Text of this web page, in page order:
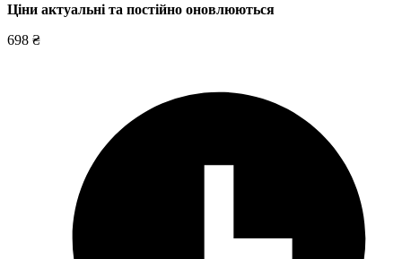
Ціни актуальні та постійно оновлюються
698 ₴